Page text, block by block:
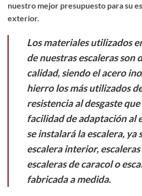
nuestro mejor presupuesto para su
exterior.
Los materiales utilizados
de nuestras escaleras son
calidad, siendo el acero
hierro los más utilizados
resistencia al desgaste
facilidad de adaptación al
se instalará la escalera, ya
escalera interior,
escaleras de caracol o
fabricada a medida.